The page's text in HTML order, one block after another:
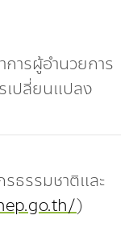
การผู้อำนวยการ
เปลี่ยนแปลง
ธรรมชาติและ
)